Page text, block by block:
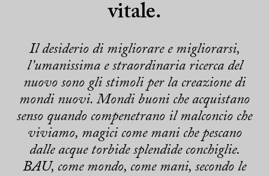
vitale.
Il desiderio di migliorare e migliorarsi,
l’umanissima e straordinaria ricerca del
nuovo sono gli stimoli per la creazione di
mondi nuovi. Mondi buoni che acquistano
senso quando compenetrano il malconcio che
viviamo, magici come mani che pescano
dalle acque torbide splendide conchiglie.
BAU, come mondo, come mani, secondo le